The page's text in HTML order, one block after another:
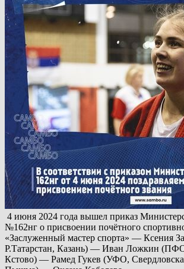
4 июня 2024 года вышел приказ
№162нг о присвоении почётного
«Заслуженный мастер спорта» — Ксения
Р.Татарстан, Казань) — Иван Ложкин
Кстово) — Рамед Гукев (УФО,